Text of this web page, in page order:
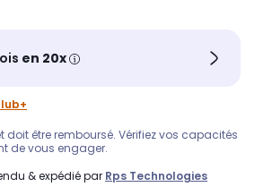
en 20x
doit être remboursé. Vérifiez vos capacités
de vous engager.
& expédié par Rps Technologies